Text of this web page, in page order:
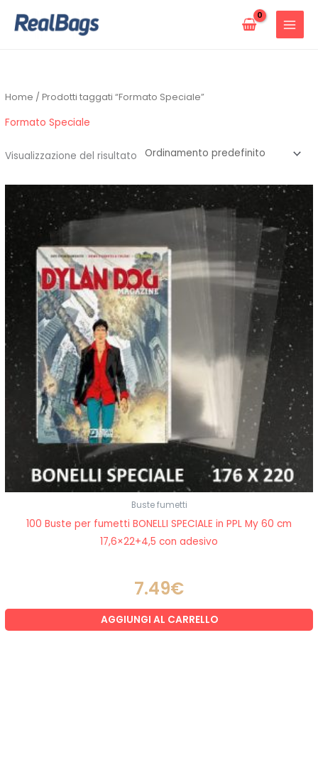
Home / Prodotti taggati “Formato Speciale”
Formato Speciale
Visualizzazione del risultato
Buste fumetti
100 Buste per fumetti BONELLI SPECIALE in PPL My 60 cm
17,6×22+4,5 con adesivo
7.49€
AGGIUNGI AL CARRELLO